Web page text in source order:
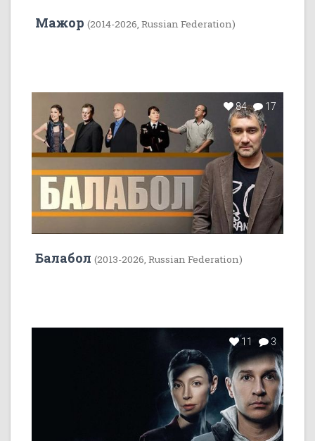
Мажор (2014-2026, Russian Federation)
84 17
Балабол (2013-2026, Russian Federation)
11 3